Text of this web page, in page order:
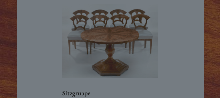
Sitzgruppe